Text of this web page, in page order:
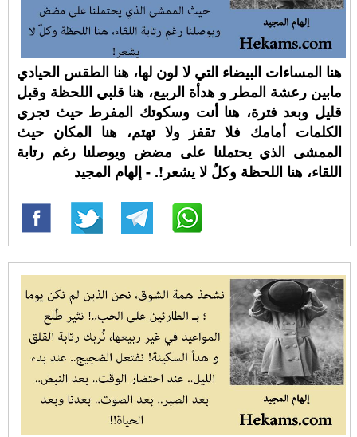
هنا المساءات البيضاء التي لا لون لها، هنا الطقس الحيادي
مابين رعشة المطر و هدأة الربيع، هنا قلبي اللحظة وقبل
قليل وبعد فترة، هنا أنت وسكوتك المفرط حيث تجري
الكلمات أمامك فلا تقفز ولا تهتم، هنا المكان حيث
الممشى الذي يحتملنا على مضض ويوصلنا رغم رتابة
اللقاء، هنا اللحظة وكلٌ لا يشعر!. - إلهام المجيد